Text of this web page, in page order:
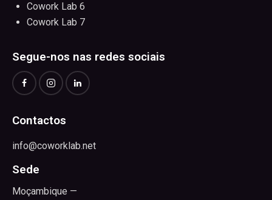
Cowork Lab 6
Cowork Lab 7
Segue-nos nas redes sociais
Contactos
info@coworklab.net
Sede
Moçambique —